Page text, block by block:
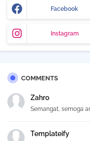
Facebook
Instagram
COMMENTS
Zahro
Semangat, semoga
Templateify